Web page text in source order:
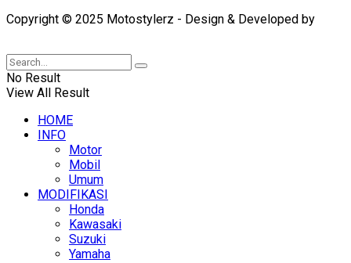
Copyright © 2025 Motostylerz - Design & Developed by
No Result
View All Result
HOME
INFO
Motor
Mobil
Umum
MODIFIKASI
Honda
Kawasaki
Suzuki
Yamaha